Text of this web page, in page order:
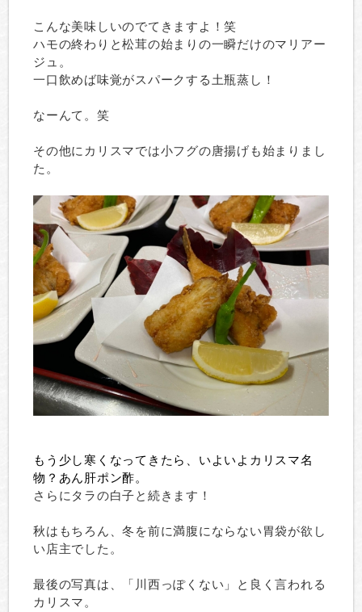
こんな美味しいのでてきますよ！笑
ハモの終わりと松茸の始まりの一瞬だけのマリアー
ジュ。
一口飲めば味覚がスパークする土瓶蒸し！
なーんて。笑
その他にカリスマでは小フグの唐揚げも始まりまし
た。
もう少し寒くなってきたら、いよいよカリスマ名
物？あん肝ポン酢。
さらにタラの白子と続きます！
秋はもちろん、冬を前に満腹にならない胃袋が欲し
い店主でした。
最後の写真は、「川西っぽくない」と良く言われる
カリスマ。